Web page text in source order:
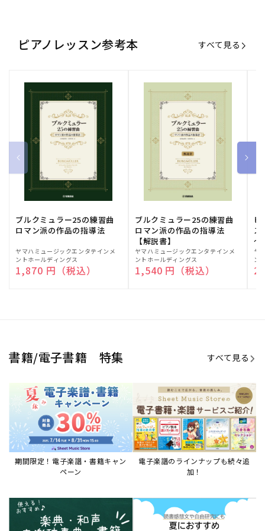
ピアノレッスン参考本 すべて見る
ブルクミュラー25の練習曲
ロマン派の作品の指導法
販
売
元:
ヤマハミュージックエンタテインメ
ントホールディングス
通常価格
1,870 円（税込）
ブルクミュラー25の練習曲
ロマン派の作品の指導法
【解説書】
販
売
元:
ヤマハミュージックエンタテインメ
ントホールディングス
通常価格
1,540 円（税込）
ピ
ス
～
販
売
元:
ヤ
ン
書籍/電子書籍 特集 すべて見る
期間限定！電子楽譜・書籍キャン
ペーン
電子楽譜のラインナップも続々追
加！